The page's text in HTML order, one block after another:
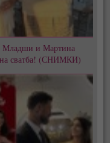
Младши и Мартина
сватба! (СНИМКИ)